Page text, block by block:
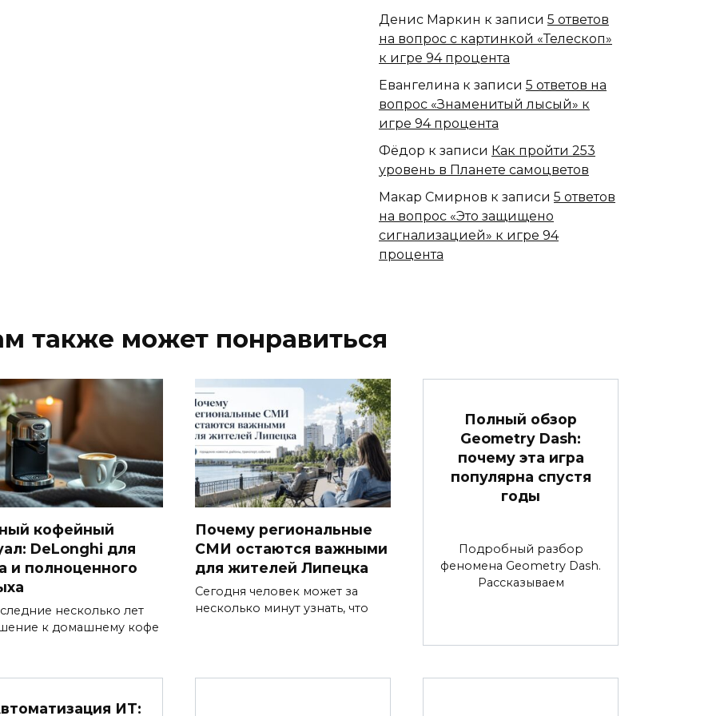
Денис Маркин к записи 5 ответов
на вопрос с картинкой «Телескоп»
к игре 94 процента
Евангелина к записи 5 ответов на
вопрос «Знаменитый лысый» к
игре 94 процента
Фёдор к записи Как пройти 253
уровень в Планете самоцветов
Макар Смирнов к записи 5 ответов
на вопрос «Это защищено
сигнализацией» к игре 94
процента
также может понравиться
кофейный
DeLonghi для
и полноценного
несколько лет
к домашнему кофе
Почему региональные
СМИ остаются важными
для жителей Липецка
Сегодня человек может за
несколько минут узнать, что
Полный обзор
Geometry Dash:
почему эта игра
популярна спустя
годы
Подробный разбор
феномена Geometry Dash.
Рассказываем
ИТ: